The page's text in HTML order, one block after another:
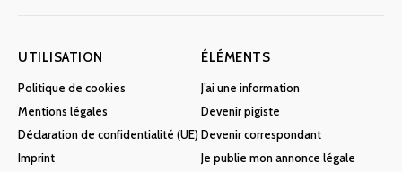
UTILISATION
Politique de cookies
Mentions légales
Déclaration de confidentialité (UE)
Imprint
ÉLÉMENTS
J’ai une information
Devenir pigiste
Devenir correspondant
Je publie mon annonce légale